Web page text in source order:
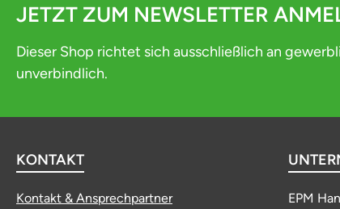
JETZT ZUM NEWSLETTER
Dieser Shop richtet sich ausschließlich an
unverbindlich.
KONTAKT
Kontakt & Ansprechpartner
EPM